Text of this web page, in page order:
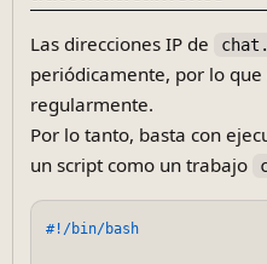
Las direcciones IP de
periódicamente, por lo
regularmente.
Por lo tanto, basta con
un script como un trabajo
#!/bin/bash